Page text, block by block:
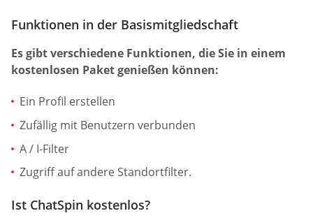
Funktionen in der Basismitgliedschaft
Es gibt verschiedene Funktionen, die Sie in einem
kostenlosen Paket genießen können:
Ein Profil erstellen
Zufällig mit Benutzern verbunden
A / I-Filter
Zugriff auf andere Standortfilter.
Ist ChatSpin kostenlos?